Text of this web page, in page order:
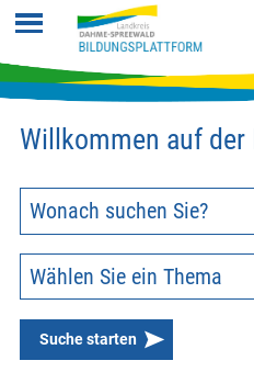
Willkommen auf
Suche starten